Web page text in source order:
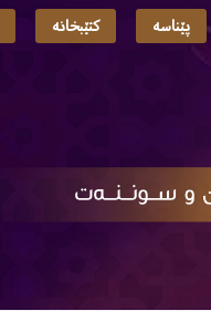
پێناسە کتێبخانە